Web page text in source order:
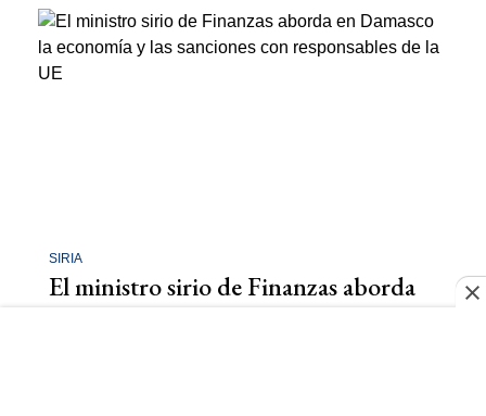
SIRIA
El ministro sirio de Finanzas aborda